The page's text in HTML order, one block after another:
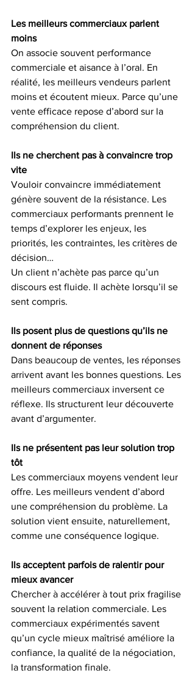
Les meilleurs commerciaux parlent
moins
On associe souvent performance
commerciale et aisance à l’oral. En
réalité, les meilleurs vendeurs parlent
moins et écoutent mieux. Parce qu’une
vente efficace repose d’abord sur la
compréhension du client.
Ils ne cherchent pas à convaincre trop
vite
Vouloir convaincre immédiatement
génère souvent de la résistance. Les
commerciaux performants prennent le
temps d’explorer les enjeux, les
priorités, les contraintes, les critères de
décision…
Un client n’achète pas parce qu’un
discours est fluide. Il achète lorsqu’il se
sent compris.
Ils posent plus de questions qu’ils ne
donnent de réponses
Dans beaucoup de ventes, les réponses
arrivent avant les bonnes questions. Les
meilleurs commerciaux inversent ce
réflexe. Ils structurent leur découverte
avant d’argumenter.
Ils ne présentent pas leur solution trop
tôt
Les commerciaux moyens vendent leur
offre. Les meilleurs vendent d’abord
une compréhension du problème. La
solution vient ensuite, naturellement,
comme une conséquence logique.
Ils acceptent parfois de ralentir pour
mieux avancer
Chercher à accélérer à tout prix fragilise
souvent la relation commerciale. Les
commerciaux expérimentés savent
qu’un cycle mieux maîtrisé améliore la
confiance, la qualité de la négociation,
la transformation finale.